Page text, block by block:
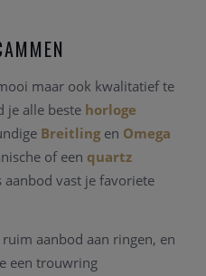
maar ook kwalitatief te
je alle beste horloge
Breitling en Omega
of een quartz
vast je favoriete
aanbod aan ringen, en
een trouwring